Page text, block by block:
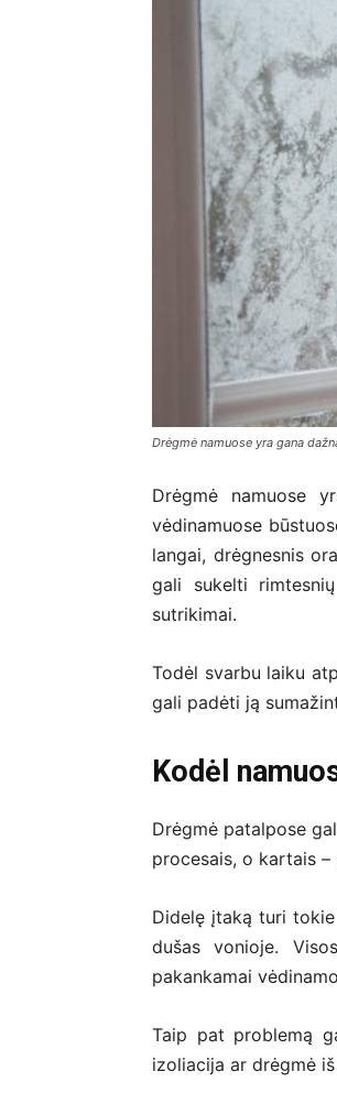
Drėgmė namuose yra gana
Drėgmė namuose
vėdinamuose
langai, drėgnesnis
gali sukelti
sutrikimai.
Todėl svarbu laiku
gali padėti ją
Kodėl
Drėgmė patalpose
procesais, o kartais
Didelę įtaką turi
dušas vonioje.
pakankamai
Taip pat problemą
izoliacija ar drėgmė